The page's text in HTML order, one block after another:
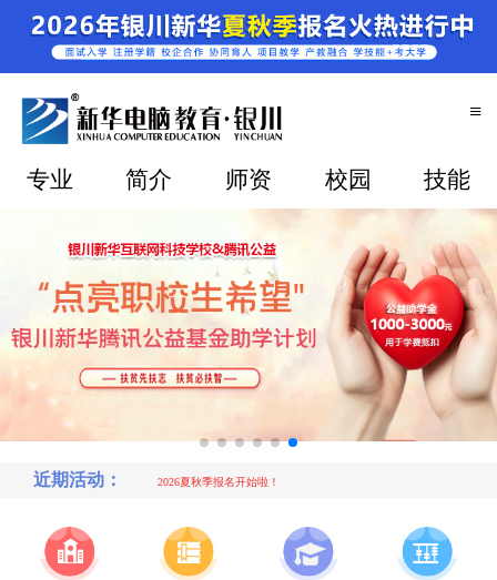
≡
专业 简介 师资 校园 技能
近期活动：
2026夏秋季报名开始啦！
2026夏秋季报名开始啦！
没有任何基础能学会吗？